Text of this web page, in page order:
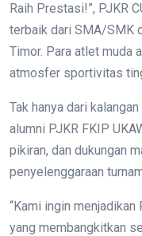
Raih Prestasi!”, PJKR
terbaik dari SMA/SMK
Timor. Para atlet muda
atmosfer sportivitas
Tak hanya dari
alumni PJKR FKIP
pikiran, dan dukungan
penyelenggaraan
“Kami ingin menjadikan
yang membangkitkan